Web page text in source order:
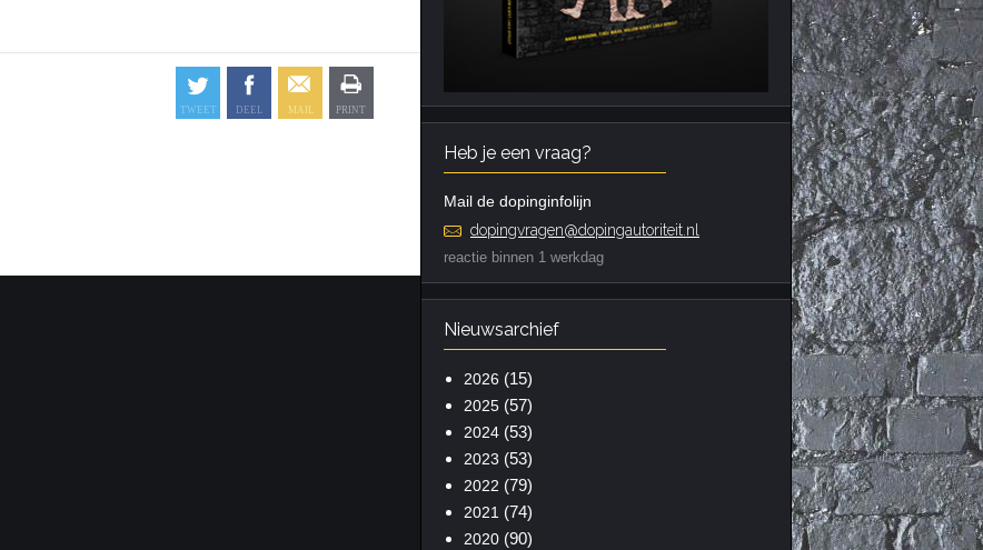
Heb je een vraag?
Mail de dopinginfolijn
dopingvragen@dopingautoriteit.nl
reactie binnen 1 werkdag
Nieuwsarchief
2026 (15)
2025(57)
2024(53)
2023 (53)
2022 (79)
2021 (74)
2020(90)